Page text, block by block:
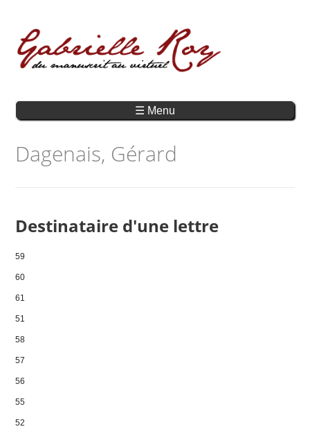
☰ Menu
Dagenais, Gérard
Destinataire d'une lettre
59
60
61
51
58
57
56
55
52